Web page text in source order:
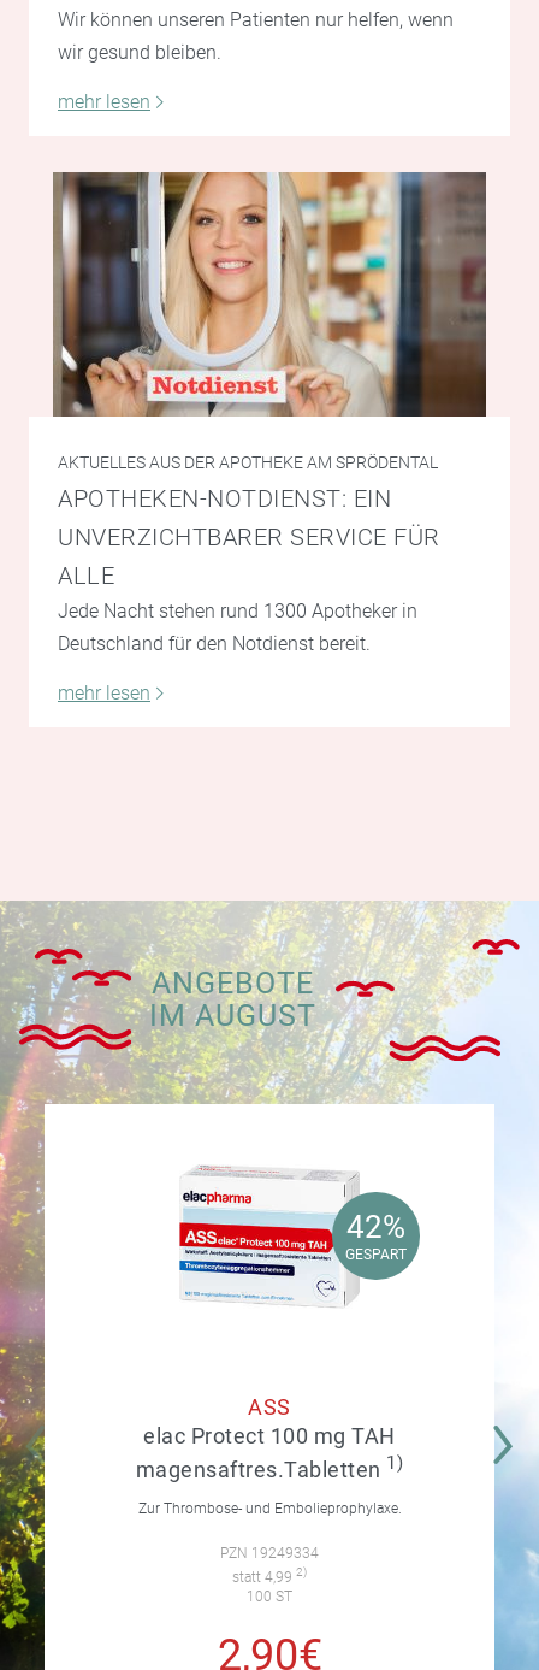
Wir können unseren Patienten nur helfen, wenn
wir gesund bleiben.
mehr lesen
AKTUELLES AUS DER APOTHEKE AM SPRÖDENTAL
APOTHEKEN-NOTDIENST: EIN
UNVERZICHTBARER SERVICE FÜR
ALLE
Jede Nacht stehen rund 1300 Apotheker in
Deutschland für den Notdienst bereit.
mehr lesen
ANGEBOTE
IM AUGUST
42%
GESPART
42%
GESPART
ASS
elac Protect 100 mg TAH
magensaftres.Tabletten 1)
Zur Thrombose- und Embolieprophylaxe.
PZN 19249334
statt 4,99 2)
100 ST
2,90€